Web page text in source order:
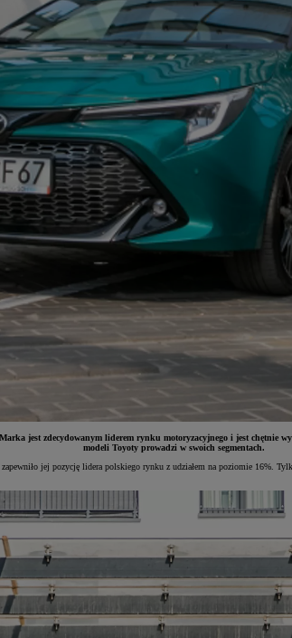
jest zdecydowanym liderem rynku motoryzacyjnego i jest
modeli Toyoty prowadzi w swoich segmentach.
jej pozycję lidera polskiego rynku z udziałem na poziomie 16%.